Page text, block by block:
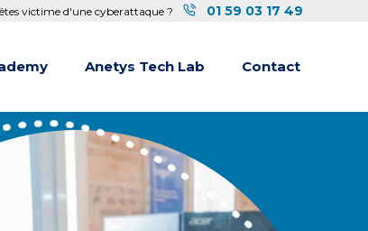
victime d'une cyberattaque ? 01 59 03 17 49
Anetys Tech Lab Contact